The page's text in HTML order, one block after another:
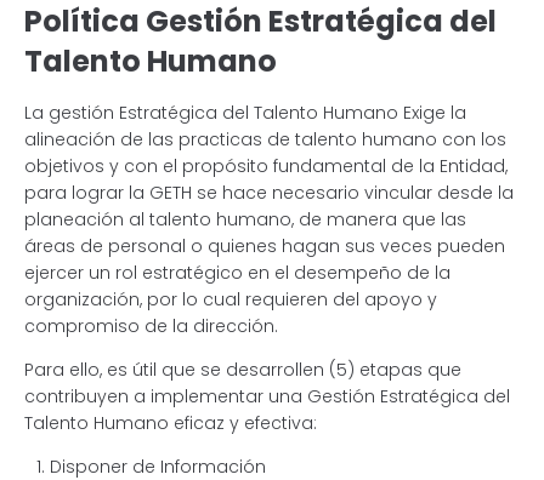
Política Gestión Estratégica del
Talento Humano
La gestión Estratégica del Talento Humano Exige la
alineación de las practicas de talento humano con los
objetivos y con el propósito fundamental de la Entidad,
para lograr la GETH se hace necesario vincular desde la
planeación al talento humano, de manera que las
áreas de personal o quienes hagan sus veces pueden
ejercer un rol estratégico en el desempeño de la
organización, por lo cual requieren del apoyo y
compromiso de la dirección.
Para ello, es útil que se desarrollen (5) etapas que
contribuyen a implementar una Gestión Estratégica del
Talento Humano eficaz y efectiva:
Disponer de Información